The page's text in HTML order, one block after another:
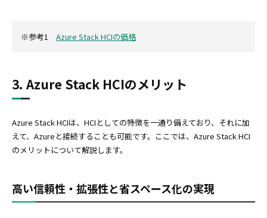
※参考1 Azure Stack HCIの価格
3. Azure Stack HCIのメリット
Azure Stack HCIは、HCIとしての特徴を一通り備えており、それに加
えて、Azureと接続することも可能です。ここでは、Azure Stack HCI
のメリットについて解説します。
高い信頼性・拡張性と省スペース化の実現